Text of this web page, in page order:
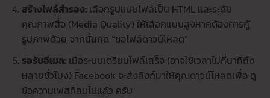
สร้างไฟล์สำรอง:เลือกรูปแบบไฟล์เป็น HTML และระดับ
คุณภาพสื่อ (Media Quality) ให้เลือกแบบสูงหากต้องการกู้
รูปภาพด้วย จากนั้นกด “ขอไฟล์ดาวน์โหลด”
รอรับอีเมล:เมื่อระบบเตรียมไฟล์เสร็จ (อาจใช้เวลาไม่กี่นาทีถึง
หลายชั่วโมง) Facebook จะส่งลิงก์มาให้คุณดาวน์โหลดเพื่อ ดู
ข้อความเฟสที่ลบไปแล้ว ครับ